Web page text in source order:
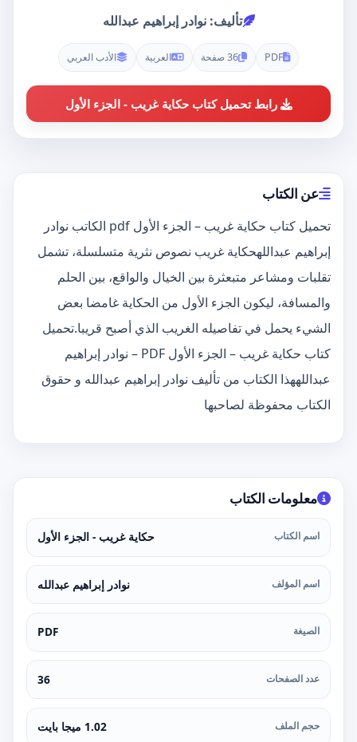
تأليف: نوادر إبراهيم عبدالله
PDF 36 صفحة العربية الأدب العربي
رابط تحميل كتاب حكاية غريب - الجزء الأول
عن الكتاب
تحميل كتاب حكاية غريب – الجزء الأول pdf الكاتب نوادر
إبراهيم عبداللهحكاية غريب نصوص نثرية متسلسلة، تشمل
تقلبات ومشاعر متبعثرة بين الخيال والواقع، بين الحلم
والمسافة، ليكون الجزء الأول من الحكاية غامضا بعض
الشيء يحمل في تفاصيله الغريب الذي أصبح قريبا.تحميل
كتاب حكاية غريب – الجزء الأول PDF – نوادر إبراهيم
عبداللههذا الكتاب من تأليف نوادر إبراهيم عبدالله و حقوق
الكتاب محفوظة لصاحبها
معلومات الكتاب
اسم الكتاب حكاية غريب - الجزء الأول
اسم المؤلف نوادر إبراهيم عبدالله
الصيغة PDF
عدد الصفحات 36
حجم الملف 1.02 ميجا بايت